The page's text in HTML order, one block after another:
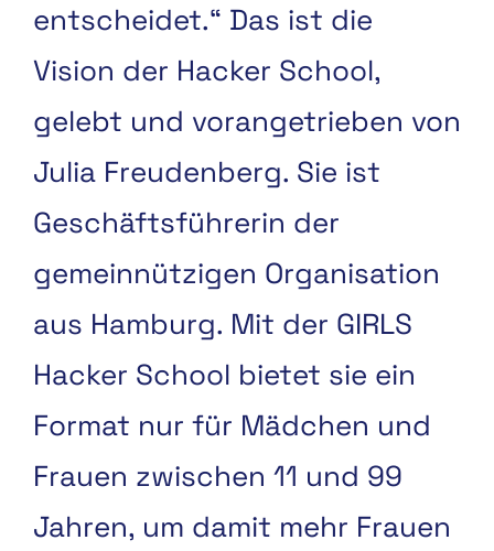
entscheidet.“ Das ist die
Vision der Hacker School,
gelebt und vorangetrieben von
Julia Freudenberg. Sie ist
Geschäftsführerin der
gemeinnützigen Organisation
aus Hamburg. Mit der GIRLS
Hacker School bietet sie ein
Format nur für Mädchen und
Frauen zwischen 11 und 99
Jahren, um damit mehr Frauen